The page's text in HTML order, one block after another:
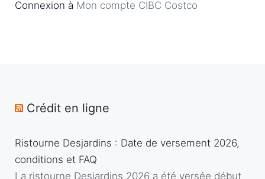
Connexion à Mon compte CIBC Costco
Crédit en ligne
Ristourne Desjardins : Date de versement 2026,
conditions et FAQ
La ristourne Desjardins 2026 a été versée début